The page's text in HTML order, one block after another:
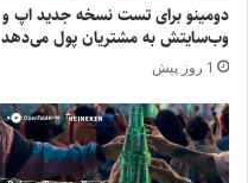
دومینو برای تست نسخه جدید اپ و
وب‌سایتش به مشتریان پول می‌دهد
1 روز پیش